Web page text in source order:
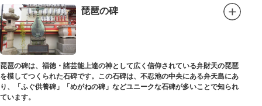
琵琶の碑
琵琶の碑は、福徳・諸芸能上達の神として広く信仰されている弁財天の琵琶
を模してつくられた石碑です。この石碑は、不忍池の中央にある弁天島にあ
り、「ふぐ供養碑」「めがねの碑」などユニークな石碑が多いことで知られ
ています。